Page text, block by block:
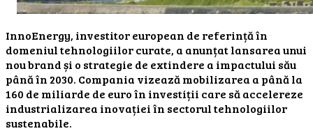
InnoEnergy, investitor european de referință în
domeniul tehnologiilor curate, a anunțat lansarea unui
nou brand și o strategie de extindere a impactului său
până în 2030. Compania vizează mobilizarea a până la
160 de miliarde de euro în investiții care să accelereze
industrializarea inovației în sectorul tehnologiilor
sustenabile.